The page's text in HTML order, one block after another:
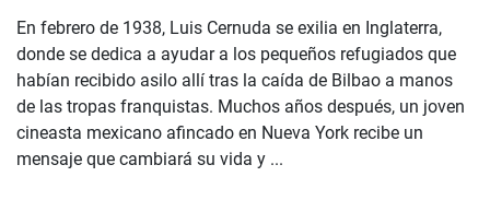
En febrero de 1938, Luis Cernuda se exilia en Inglaterra,
donde se dedica a ayudar a los pequeños refugiados que
habían recibido asilo allí tras la caída de Bilbao a manos
de las tropas franquistas. Muchos años después, un joven
cineasta mexicano afincado en Nueva York recibe un
mensaje que cambiará su vida y ...